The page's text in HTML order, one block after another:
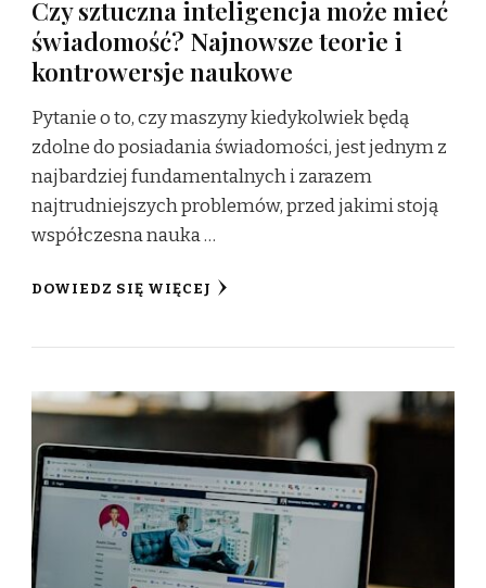
Czy sztuczna inteligencja może mieć
świadomość? Najnowsze teorie i
kontrowersje naukowe
Pytanie o to, czy maszyny kiedykolwiek będą
zdolne do posiadania świadomości, jest jednym z
najbardziej fundamentalnych i zarazem
najtrudniejszych problemów, przed jakimi stoją
współczesna nauka …
DOWIEDZ SIĘ WIĘCEJ